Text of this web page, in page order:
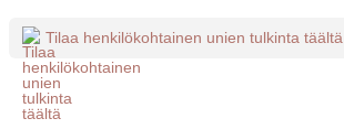
Tilaa henkilökohtainen unien tulkinta täältä